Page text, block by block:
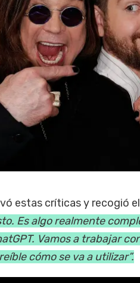
estas críticas y recogió
Es algo realmente
Vamos a trabajar
cómo se va a utilizar”.